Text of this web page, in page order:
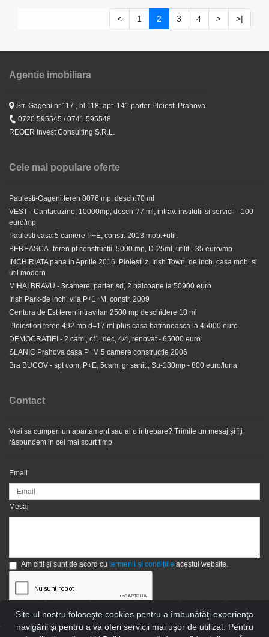
< 1 2 3 4 > >|
Agentie imobiliara
Str. Gageni nr.117 , bl.118, apt. 141 parter Ploiesti Prahova
0720 595545 / 0741 595548
REOER Invest Consulting S.R.L.
Cele mai populare oferte
Paulesti-Gageni teren 8076 mp, desch.70 ml
VEST - Cantacuzino, 10000mp, desch-77 ml, intrav. institutii si servicii - 100
euro/mp
Paulesti casa 5 camere P+E, constr. 2013 mob.+util.
BEREASCA- teren pt constructii, 5000 mp, D-25ml, utilit - 35 euro/mp
INCHIRIATA pana in Aprilie 2016. Ploiesti z. Irish Town, de inch. casa mob. si
util modern
MIHAI BRAVU - 3camere, parter, sd, 2 balcoane la 50900 euro
Irish Park-de inch. vila P+1+M, constr. 2009
Centura de Est teren intravilan 2500 mp deschidere 18 ml
Ploiestiori teren 492 mp d=17 ml plus casa batraneasca la 45000 euro
DEMOCRATIEI - 2 cam., cf1, dec, 4/4, renovat - 65000 euro
SLANIC Prahova casa P+M 5 camere constructie 2006
Bra BUCOV - spt com, P+E, 5cam, gr sanit., Su-180mp - 800 euro/luna
Contact
Vrei sa cumperi un apartament sau ai o intrebare? Trimite un mesaj și îți
răspundem in cel mai scurt timp
Email
Mesaj
Am citit și sunt de acord cu termenii și condițiile acestui website.
Trimite
Site-ul nostru foloseşte cookies pentru a îmbunătăţi experienţa
navigării şi pentru a va oferi servicii mai uşor de utilizat. Pentru